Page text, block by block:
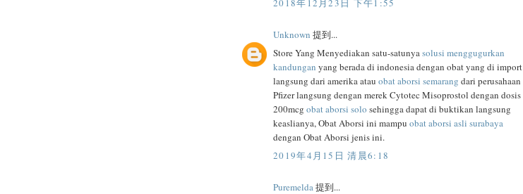
2018年12月23日 下午1:55
Unknown 提到...
Store Yang Menyediakan satu-satunyasolusi menggugurkan
kandungan yang berada di indonesia dengan obat yang di import
langsung dari amerika atau obat aborsi semarang dari perusahaan
Pfizer langsung dengan merek Cytotec Misoprostol dengan dosis
200mcg obat aborsi solo sehingga dapat di buktikan langsung
keaslianya, Obat Aborsi ini mampu obat aborsi asli surabaya
dengan Obat Aborsi jenis ini.
2019年4月15日 清晨6:18
Puremelda提到...